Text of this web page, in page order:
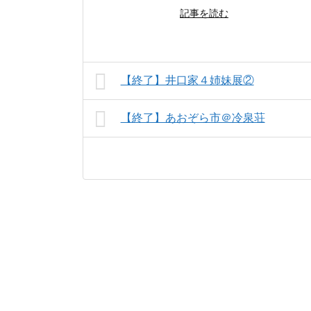
記事を読む
【終了】井口家４姉妹展②
【終了】あおぞら市＠冷泉荘